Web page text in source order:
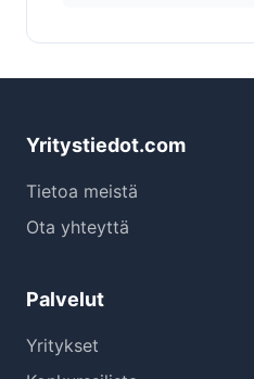
Yritystiedot.com
Tietoa meistä
Ota yhteyttä
Palvelut
Yritykset